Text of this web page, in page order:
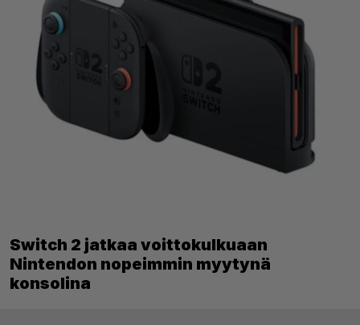
Switch 2 jatkaa voittokulkuaan
Nintendon nopeimmin myytynä
konsolina